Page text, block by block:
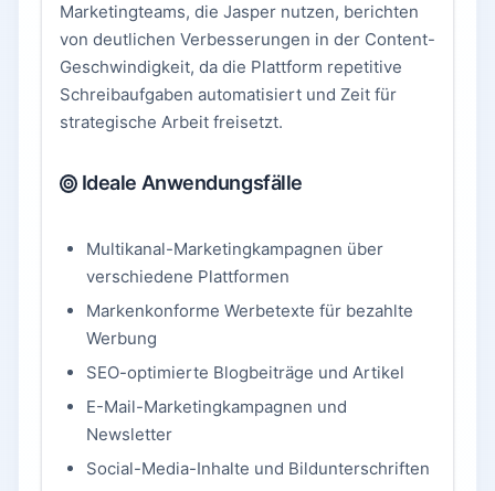
Marketingteams, die Jasper nutzen, berichten
von deutlichen Verbesserungen in der Content-
Geschwindigkeit, da die Plattform repetitive
Schreibaufgaben automatisiert und Zeit für
strategische Arbeit freisetzt.
Ideale Anwendungsfälle
Multikanal-Marketingkampagnen über
verschiedene Plattformen
Markenkonforme Werbetexte für bezahlte
Werbung
SEO-optimierte Blogbeiträge und Artikel
E-Mail-Marketingkampagnen und
Newsletter
Social-Media-Inhalte und Bildunterschriften